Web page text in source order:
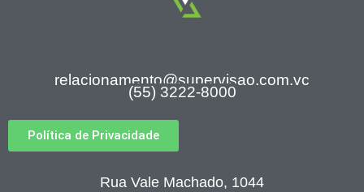
relacionamento@supervisao.com.vc
(55) 3222-8000
Política de Privacidade
Rua Vale Machado, 1044